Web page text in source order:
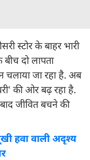
स्टोर के बाहर भारी
दो लापता
चलाया जा रहा है. अब
की ओर बढ़ रहा है.
जीवित बचने की
हवा वाली अदृश्य